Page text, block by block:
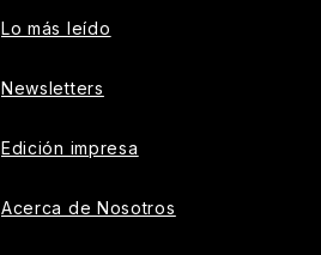
Lo más leído
Newsletters
Edición impresa
Acerca de Nosotros